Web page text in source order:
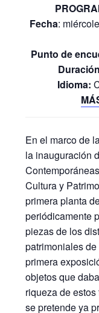
Fecha:
Punto de
Idioma:
En el marco de
la inauguración
Cultura y
primera planta
periódicamente
piezas de los
patrimoniales
primera
objetos que
riqueza de
se pretende ya